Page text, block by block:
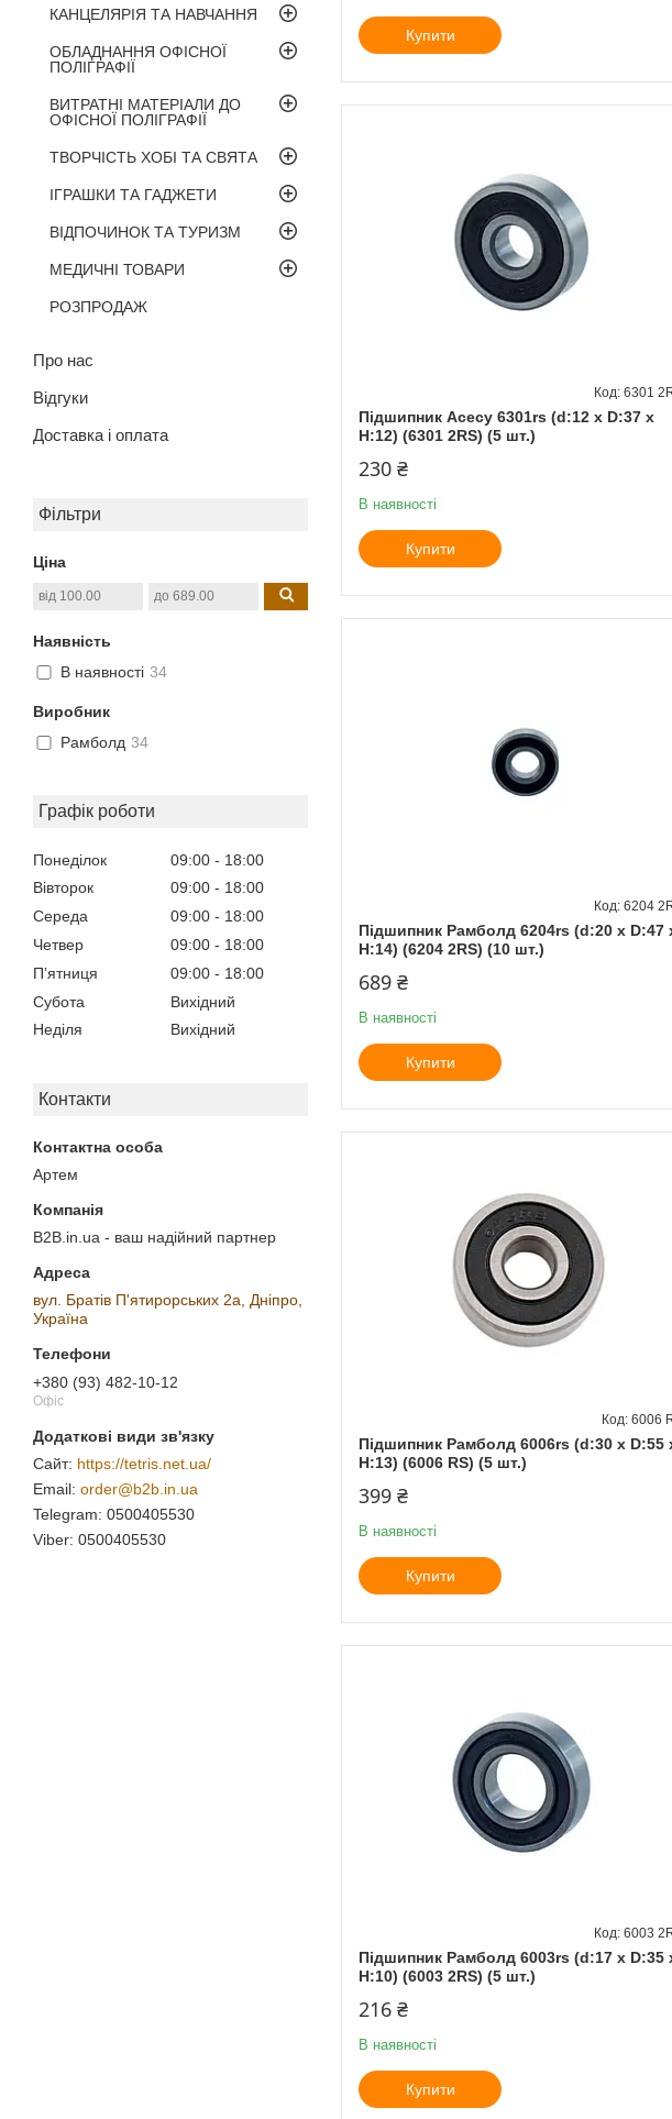
КАНЦЕЛЯРІЯ ТА НАВЧАННЯ
ОБЛАДНАННЯ ОФІСНОЇ
ПОЛІГРАФІЇ
ВИТРАТНІ МАТЕРІАЛИ ДО
ОФІСНОЇ ПОЛІГРАФІЇ
ТВОРЧІСТЬ ХОБІ ТА СВЯТА
ІГРАШКИ ТА ГАДЖЕТИ
ВІДПОЧИНОК ТА ТУРИЗМ
МЕДИЧНІ ТОВАРИ
РОЗПРОДАЖ
Про нас
Відгуки
Доставка і оплата
Фільтри
Ціна
Наявність
В наявності 34
Виробник
Рамболд 34
Графік роботи
Понеділок 09:00
18:00
Вівторок
09:00
18:00
Середа
09:00
18:00
Четвер
09:00
18:00
Пʼятниця
09:00
18:00
Субота
Вихідний
Неділя
Вихідний
Контакти
Артем
B2B.in.ua - ваш надійний партнер
вул. Братів П'ятирорських 2а, Дніпро,
Україна
+380 (93) 482-10-12
Офіс
https://tetris.net.ua/
order@b2b.in.ua
0500405530
0500405530
Купити
Підшипник Асесу 6301rs (d:12 x D:37 x
H:12) (6301 2RS) (5 шт.)
6301
230 ₴
В наявності
Купити
Підшипник Рамболд 6204rs (d:20 x D:47
H:14) (6204 2RS) (10 шт.)
6204
689 ₴
В наявності
Купити
Підшипник Рамболд 6006rs (d:30 x D:55
H:13) (6006 RS) (5 шт.)
6006
399 ₴
В наявності
Купити
Підшипник Рамболд 6003rs (d:17 х D:35
H:10) (6003 2RS) (5 шт.)
6003
216 ₴
В наявності
Купити